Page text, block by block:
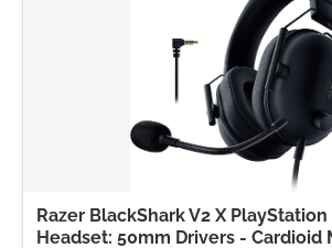
Razer BlackShark V2 X
Headset: 50mm Drivers - Cardioid